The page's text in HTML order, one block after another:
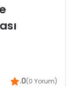
.0(0 Yorum)